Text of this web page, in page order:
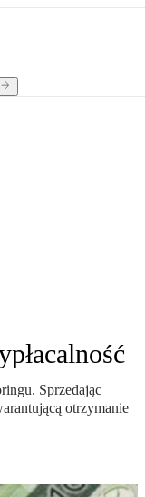
Sprzedając
otrzymanie